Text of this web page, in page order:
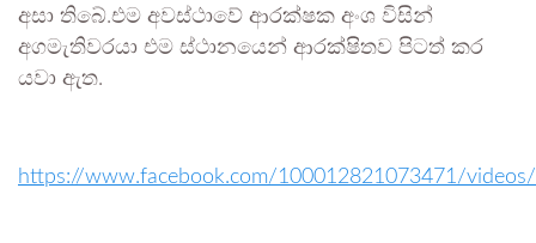
අසා තිබේ.එම අවස්ථාවේ ආරක්ෂක අංශ විසින්
අගමැතිවරයා එම ස්ථානයෙන් ආරක්ෂිතව පිටත් කර
යවා ඇත.
https://www.facebook.com/100012821073471/